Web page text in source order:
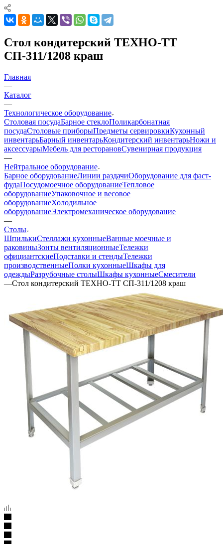
Стол кондитерский ТЕХНО-ТТ
СП-311/1208 краш
Главная
—
Каталог
—
Технологическое оборудование
Столовая посудаБарное стеклоПоликарбонатная
посудаСтоловые приборыПредметы сервировкиКухонный
инвентарьБарный инвентарьКондитерский инвентарьНожи и
аксессуарыМебель для ресторановСувенирная продукция
—
Нейтральное оборудование
Барное оборудованиеЛинии раздачиОборудование для фаст-
фудаПосудомоечное оборудованиеТепловое
оборудованиеУпаковочное и весовое
оборудованиеХолодильное
оборудованиеЭлектромеханическое оборудование
—
Столы
ШпилькиСтеллажи кухонныеВанные моечные и
раковиныЗонты вентиляционныеТележки
официантскиеПодставки и стендыТележки
производственныеПолки кухонныеШкафы для
одеждыРазрубочные столыШкафы кухонныеСмесители
—Стол кондитерский ТЕХНО-ТТ СП-311/1208 краш